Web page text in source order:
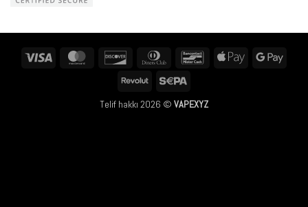
MasterCard Discover
Dinners
BancontactApple
Revolut
Telif hakkı 2026 © VAPEXYZ